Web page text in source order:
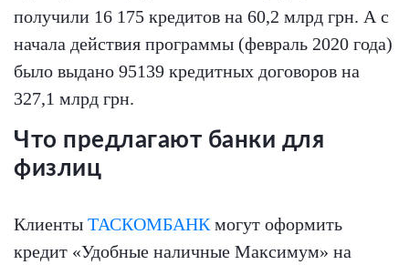
получили 16 175 кредитов на 60,2 млрд грн. А с
начала действия программы (февраль 2020 года)
было выдано 95139 кредитных договоров на
327,1 млрд грн.
Что предлагают банки для
физлиц
Клиенты ТАСКОМБАНК могут оформить
кредит «Удобные наличные Максимум» на